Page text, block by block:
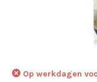
Op werkdagen